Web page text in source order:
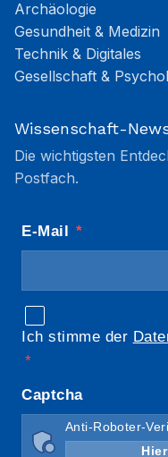
Archäologie
Gesundheit & Medizin
Technik & Digitales
Gesellschaft &
Wissenschaft-
Die wichtigsten
Postfach.